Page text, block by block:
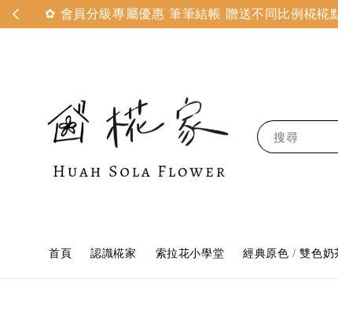
✿ 會員分級專屬優惠 筆筆結帳 贈送不同比例椛
搜尋
首頁 認識椛家 索拉花小學堂 經典原色 / 雙色奶